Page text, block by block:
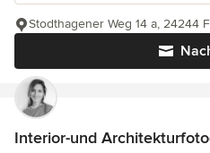
Stodthagener Weg 14 a, 24244
Interior-und